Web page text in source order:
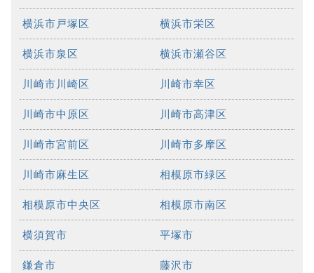
横浜市戸塚区 横浜市栄区
横浜市泉区 横浜市瀬谷区
川崎市川崎区 川崎市幸区
川崎市中原区 川崎市高津区
川崎市宮前区 川崎市多摩区
川崎市麻生区 相模原市緑区
相模原市中央区 相模原市南区
横須賀市 平塚市
鎌倉市 藤沢市